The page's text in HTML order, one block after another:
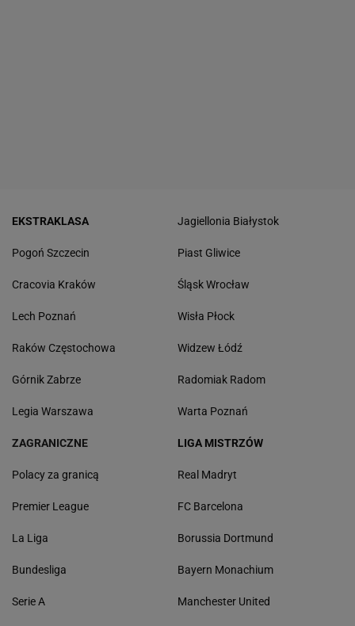
EKSTRAKLASA
Pogoń Szczecin
Cracovia Kraków
Lech Poznań
Raków Częstochowa
Górnik Zabrze
Legia Warszawa
Jagiellonia Białystok
Piast Gliwice
Śląsk Wrocław
Wisła Płock
Widzew Łódź
Radomiak Radom
Warta Poznań
ZAGRANICZNE
Polacy za granicą
Premier League
La Liga
Bundesliga
Serie A
LIGA MISTRZÓW
Real Madryt
FC Barcelona
Borussia Dortmund
Bayern Monachium
Manchester United